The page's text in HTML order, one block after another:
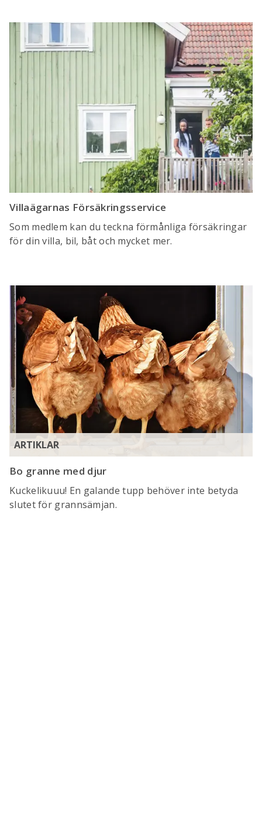
Villaägarnas Försäkringsservice
Som medlem kan du teckna förmånliga försäkringar
för din villa, bil, båt och mycket mer.
ARTIKLAR
Bo granne med djur
Kuckelikuuu! En galande tupp behöver inte betyda
slutet för grannsämjan.